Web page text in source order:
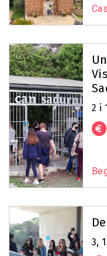
2 i
3,